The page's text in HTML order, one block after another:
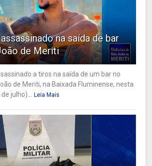
na saída de bar
de Meriti
a tiros na saída de um bar no
de Meriti, na Baixada Fluminense, nesta
julho)... Leia Mais